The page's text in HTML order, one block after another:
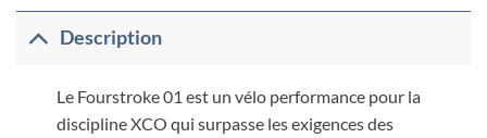
Description
Le Fourstroke 01 est un vélo performance pour la
discipline XCO qui surpasse les exigences des